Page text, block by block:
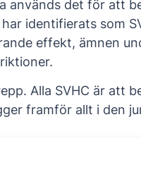
används det för att
identifierats som
effekt, ämnen
Alla SVHC är att
framför allt i den